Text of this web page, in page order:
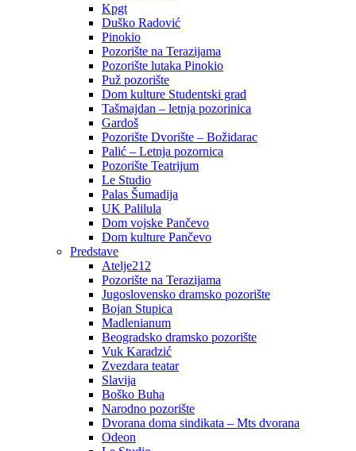
Kpgt
Duško Radović
Pinokio
Pozorište na Terazijama
Pozorište lutaka Pinokio
Puž pozorište
Dom kulture Studentski grad
Tašmajdan – letnja pozorinica
Gardoš
Pozorište Dvorište – Božidarac
Palić – Letnja pozornica
Pozorište Teatrijum
Le Studio
Palas Šumadija
UK Palilula
Dom vojske Pančevo
Dom kulture Pančevo
Predstave
Atelje212
Pozorište na Terazijama
Jugoslovensko dramsko pozorište
Bojan Stupica
Madlenianum
Beogradsko dramsko pozorište
Vuk Karadzić
Zvezdara teatar
Slavija
Boško Buha
Narodno pozorište
Dvorana doma sindikata – Mts dvorana
Odeon